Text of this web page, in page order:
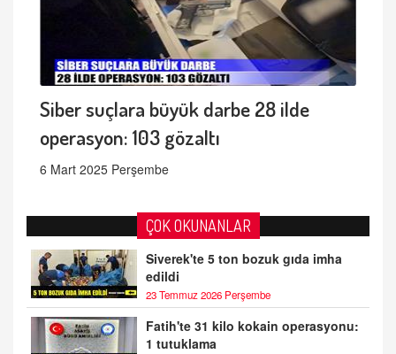
Siber suçlara büyük darbe 28 ilde
operasyon: 103 gözaltı
6 Mart 2025 Perşembe
ÇOK OKUNANLAR
Siverek'te 5 ton bozuk gıda imha
edildi
23 Temmuz 2026 Perşembe
Fatih'te 31 kilo kokain operasyonu:
1 tutuklama